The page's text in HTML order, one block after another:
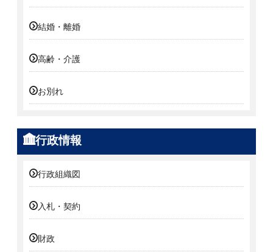
結婚・離婚
高齢・介護
お別れ
行政情報
行政組織図
入札・契約
財政